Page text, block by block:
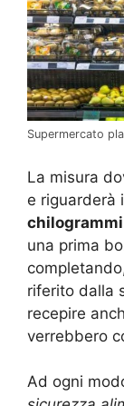
Supermercato
La misura
e riguarderà
chilogrammi
una prima
riferito dalla
recepire
verrebbero
Ad ogni